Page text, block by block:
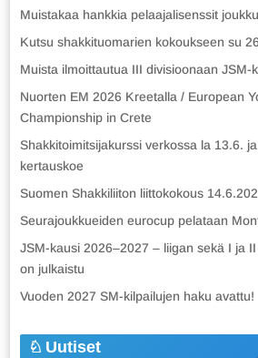
Muistakaa hankkia pelaajalisenssit
Kutsu shakkituomarien kokoukseen su
Muista ilmoittautua III divisioonaan JSM-
Nuorten EM 2026 Kreetalla / European
Championship in Crete
Shakkitoimitsijakurssi verkossa la 13.6.
kertauskoe
Suomen Shakkiliiton liittokokous
Seurajoukkueiden eurocup pelataan
JSM-kausi 2026–2027 – liigan sekä I ja
on julkaistu
Vuoden 2027 SM-kilpailujen haku avattu!
Uutiset